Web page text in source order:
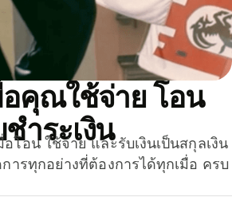
อคุณใช้จ่าย โอน
ำระเงิน
โอน ใช้จ่าย และรับเงินเป็นสกุลเงิน
ารทุกอย่างที่ต้องการได้ทุกเมื่อ ครบ